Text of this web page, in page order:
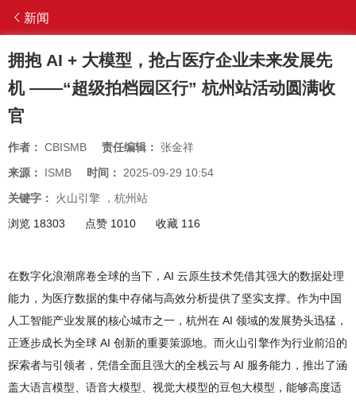
新闻
拥抱 AI + 大模型，抢占医疗企业未来发展先
机 ——“超级拍档园区行” 杭州站活动圆满收
官
作者： CBISMB 责任编辑： 张金祥
来源： ISMB 时间： 2025-09-29 10:54
关键字： 火山引擎 ， 杭州站
浏览 18303
点赞 1010 收藏 116
在数字化浪潮席卷全球的当下，AI 云原生技术凭借其强大的数据处理
能力，为医疗数据的集中存储与高效分析提供了坚实支撑。作为中国
人工智能产业发展的核心城市之一，杭州在 AI 领域的发展势头迅猛，
正逐步成长为全球 AI 创新的重要策源地。而火山引擎作为行业前沿的
探索者与引领者，凭借全面且强大的全栈云与 AI 服务能力，推出了涵
盖大语言模型、语音大模型、视觉大模型的豆包大模型，能够高度适